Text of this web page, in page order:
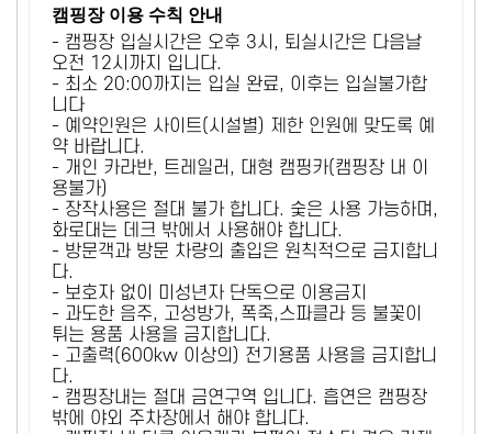
캠핑장 이용 수칙 안내
- 캠핑장 입실시간은 오후 3시, 퇴실시간은 다음날
오전 12시까지 입니다.
- 최소 20:00까지는 입실 완료, 이후는 입실불가합
니다
- 예약인원은 사이트(시설별) 제한 인원에 맞도록 예
약 바랍니다.
- 개인 카라반, 트레일러, 대형 캠핑카(캠핑장 내 이
용불가)
- 장작사용은 절대 불가 합니다. 숯은 사용 가능하며,
화로대는 데크 밖에서 사용해야 합니다.
- 방문객과 방문 차량의 출입은 원칙적으로 금지합니
다.
- 보호자 없이 미성년자 단독으로 이용금지
- 과도한 음주, 고성방가, 폭죽,스파클라 등 불꽃이
튀는 용품 사용을 금지합니다.
- 고출력(600kw 이상의) 전기용품 사용을 금지합니
다.
- 캠핑장내는 절대 금연구역 입니다. 흡연은 캠핑장
밖에 야외 주차장에서 해야 합니다.